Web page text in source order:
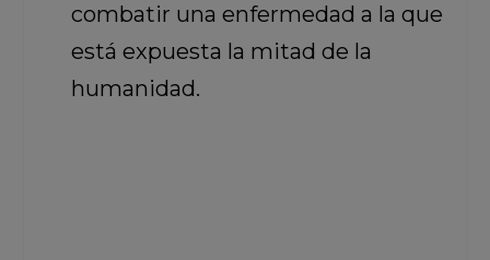
combatir una enfermedad a la que
está expuesta la mitad de la
humanidad.